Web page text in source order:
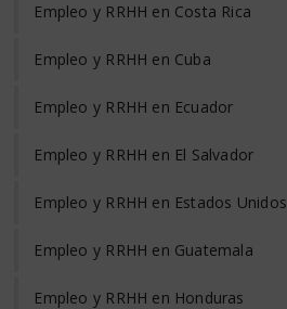
Empleo y RRHH en Costa Rica
Empleo y RRHH en Cuba
Empleo y RRHH en Ecuador
Empleo y RRHH en El Salvador
Empleo y RRHH en Estados Unidos
Empleo y RRHH en Guatemala
Empleo y RRHH en Honduras